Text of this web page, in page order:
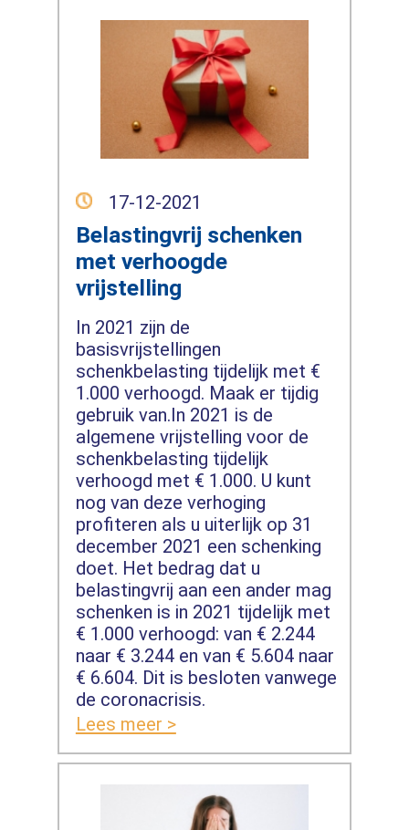
17-12-2021
Belastingvrij schenken
met verhoogde
vrijstelling
In 2021 zijn de
basisvrijstellingen
schenkbelasting tijdelijk met €
1.000 verhoogd. Maak er tijdig
gebruik van.In 2021 is de
algemene vrijstelling voor de
schenkbelasting tijdelijk
verhoogd met € 1.000. U kunt
nog van deze verhoging
profiteren als u uiterlijk op 31
december 2021 een schenking
doet. Het bedrag dat u
belastingvrij aan een ander mag
schenken is in 2021 tijdelijk met
€ 1.000 verhoogd: van € 2.244
naar € 3.244 en van € 5.604 naar
€ 6.604. Dit is besloten vanwege
de coronacrisis.
Lees meer >